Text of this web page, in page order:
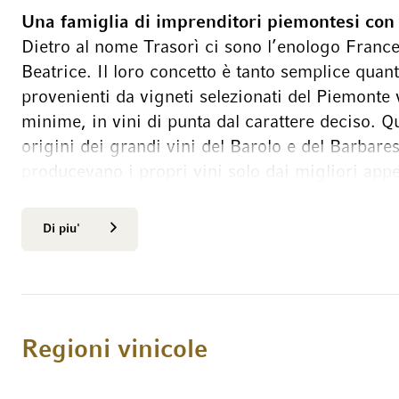
Una famiglia di imprenditori piemontesi con
Dietro al nome Trasorì ci sono l’enologo
Beatrice. Il loro concetto è tanto semplice
provenienti da vigneti selezionati del
minime, in vini di punta dal carattere deciso.
origini dei grandi vini del Barolo e del
producevano i propri vini solo dai migliori
Il Barbaresco Trasorì si contraddistingue per
Barolo proveniente dai grandi appezzamenti del
Di piu'
Regioni vinicole